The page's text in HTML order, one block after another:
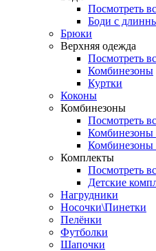
Посмотреть
Боди с
Брюки
Верхняя одежда
Посмотреть
Комбинезоны
Куртки
Коконы
Комбинезоны
Посмотреть
Комбинезоны
Комбинезоны
Комплекты
Посмотреть
Детские
Нагрудники
Носочки\Пинетки
Пелёнки
Футболки
Шапочки